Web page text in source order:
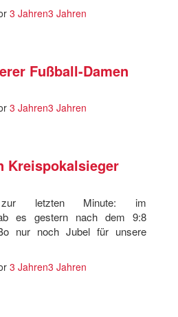
3 Jahren3 Jahren
Fußball-Damen
3 Jahren3 Jahren
Kreispokalsieger
letzten Minute: im
es gestern nach dem 9:8
nur noch Jubel für unsere
3 Jahren3 Jahren